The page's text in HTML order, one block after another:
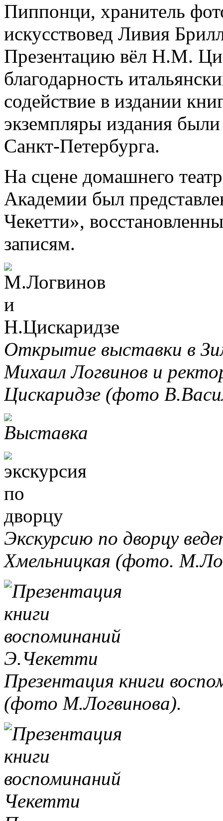
Пиппонци, хранитель
искусствовед Ливия
Презентацию вёл Н.М.
благодарность
содействие в издании
экземпляры издания
Санкт-Петербурга.
На сцене домашнего
Академии был
Чекетти»,
записям.
Открытие выставки в
Михаил Логвинов и
Цискаридзе (фото
Экскурсию по дворцу
Хмельницкая (фото.
Презентация книги
(фото М.Логвинова).